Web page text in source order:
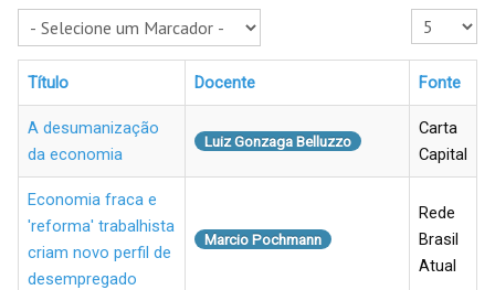
Exibir #
Título Docente Fonte
A desumanização
da economia
Luiz Gonzaga Belluzzo
Carta
Capital
Economia fraca e
'reforma' trabalhista
criam novo perfil de
desempregado
Marcio Pochmann
Rede
Brasil
Atual